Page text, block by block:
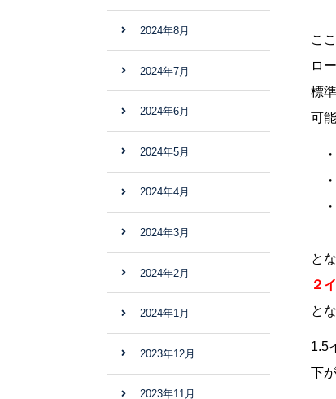
こ
ロ
標
可
・
・
・
と
２
と
1.5
下
2024年8月
2024年7月
2024年6月
2024年5月
2024年4月
2024年3月
2024年2月
2024年1月
2023年12月
2023年11月